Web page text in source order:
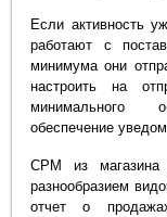
Если активность
работают с
минимума они
настроить на
минимального
обеспечение
СРМ из магазина
разнообразием
отчет о